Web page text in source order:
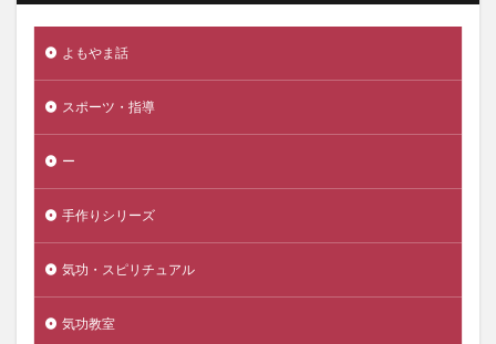
よもやま話
スポーツ・指導
ー
手作りシリーズ
気功・スピリチュアル
気功教室